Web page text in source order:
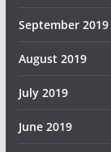
September 2019
August 2019
July 2019
June 2019